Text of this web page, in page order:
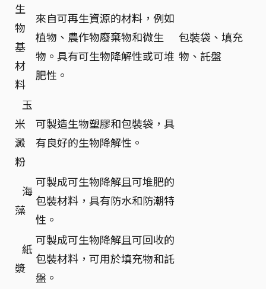
生
物
基
材
料
來自可再生資源的材料，例如
植物、農作物廢棄物和微生
物。具有可生物降解性或可堆
肥性。
包裝袋、填充
物、託盤
玉
米
澱
粉
可製造生物塑膠和包裝袋，具
有良好的生物降解性。
海
藻
可製成可生物降解且可堆肥的
包裝材料，具有防水和防潮特
性。
紙
漿
可製成可生物降解且可回收的
包裝材料，可用於填充物和託
盤。